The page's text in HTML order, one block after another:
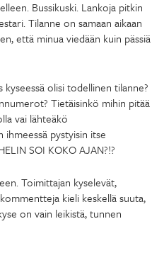
Bussikuski. Lankoja pitkin
Tilanne on samaan aikaan
että minua viedään kuin pässiä
olisi todellinen tilanne?
Tietäisinkö mihin pitää
vai lähteäkö
pystyisin itse
SOI KOKO AJAN?!?
Toimittajan kyselevät,
kieli keskellä suuta,
on vain leikistä, tunnen